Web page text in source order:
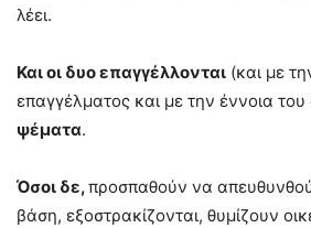
λέει.
Και οι δυο επαγγέλλονται (και με
επαγγέλματος και με την έννοια
ψέματα.
Όσοι δε,προσπαθούν να
βάση, εξοστρακίζονται, θυμίζουν